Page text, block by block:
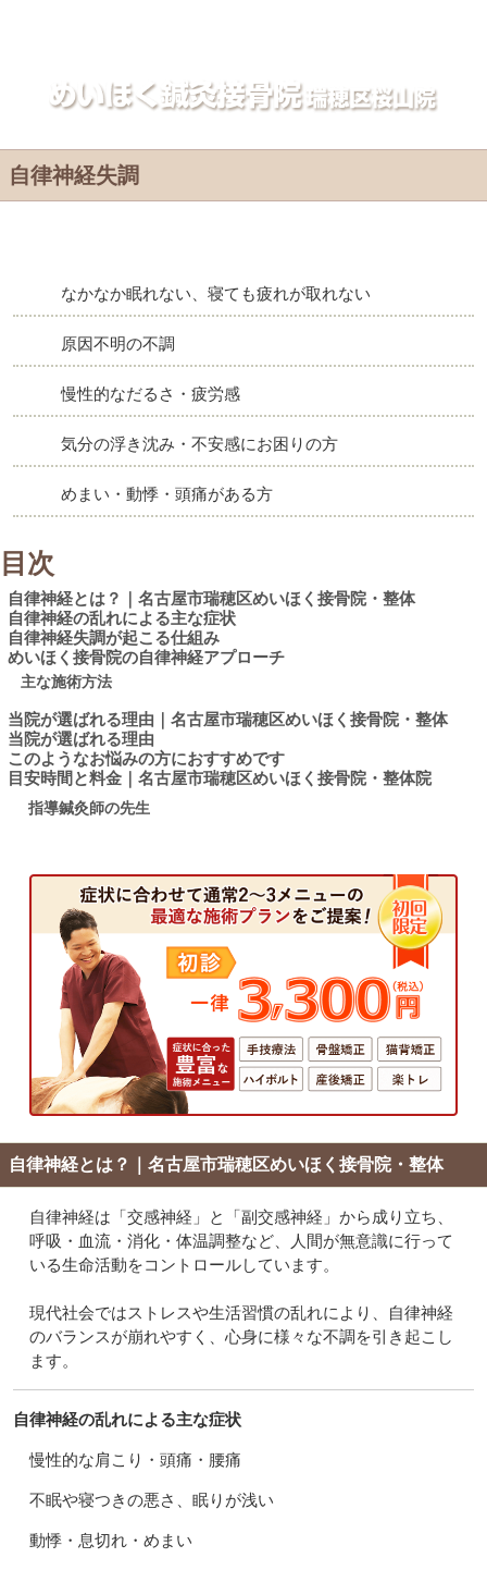
自律神経失調
なかなか眠れない、寝ても疲れが取れない
原因不明の不調
慢性的なだるさ・疲労感
気分の浮き沈み・不安感にお困りの方
めまい・動悸・頭痛がある方
目次
自律神経とは？｜名古屋市瑞穂区めいほく接骨院・整体
自律神経の乱れによる主な症状
自律神経失調が起こる仕組み
めいほく接骨院の自律神経アプローチ
主な施術方法
当院が選ばれる理由｜名古屋市瑞穂区めいほく接骨院・整体
当院が選ばれる理由
このようなお悩みの方におすすめです
目安時間と料金｜名古屋市瑞穂区めいほく接骨院・整体院
指導鍼灸師の先生
自律神経とは？｜名古屋市瑞穂区めいほく接骨院・整体
自律神経は「交感神経」と「副交感神経」から成り立ち、
呼吸・血流・消化・体温調整など、人間が無意識に行って
いる生命活動をコントロールしています。
現代社会ではストレスや生活習慣の乱れにより、自律神経
のバランスが崩れやすく、心身に様々な不調を引き起こし
ます。
自律神経の乱れによる主な症状
慢性的な肩こり・頭痛・腰痛
不眠や寝つきの悪さ、眠りが浅い
動悸・息切れ・めまい